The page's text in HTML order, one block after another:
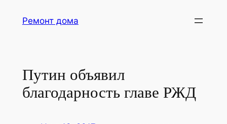
Ремонт дома
Путин объявил
благодарность главе РЖД